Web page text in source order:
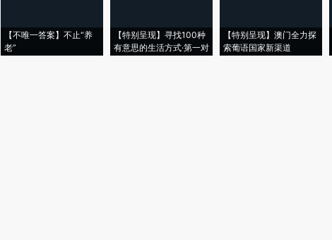
【不唯一答案】不止“养
老”
【特别呈现】寻找100种
有意思的生活方式·第一对
【特别呈现】澳门全力探
索葡语国家新渠道